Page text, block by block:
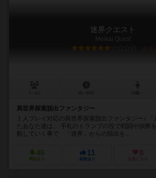
迷界クエスト
Meikai Quest
6.3
異世界探索脱出ファンタジー
１人プレイ対応の異世界探索脱出ファンタジー♪ 「
たあなた達は、 手札のトランプの役で戦闘や偵察
動していく事で、「迷界」からの脱出を...
45
興味あり
11
経験あり
8
お気に入り